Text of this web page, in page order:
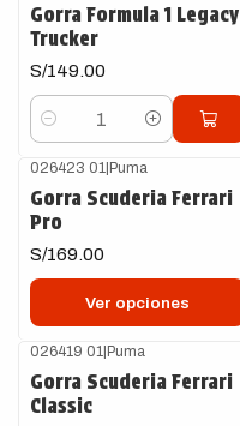
Gorra Formula 1 Legacy
Trucker
S/149.00
Cantidad
026423 01 |Puma
Gorra Scuderia Ferrari
Pro
S/169.00
Ver opciones
026419 01 |Puma
Gorra Scuderia Ferrari
Classic